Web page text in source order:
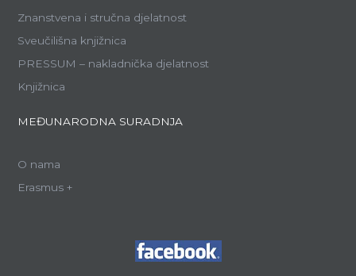
Znanstvena i stručna djelatnost
Sveučilišna knjižnica
PRESSUM – nakladnička djelatnost
Knjižnica
MEĐUNARODNA SURADNJA
O nama
Erasmus +